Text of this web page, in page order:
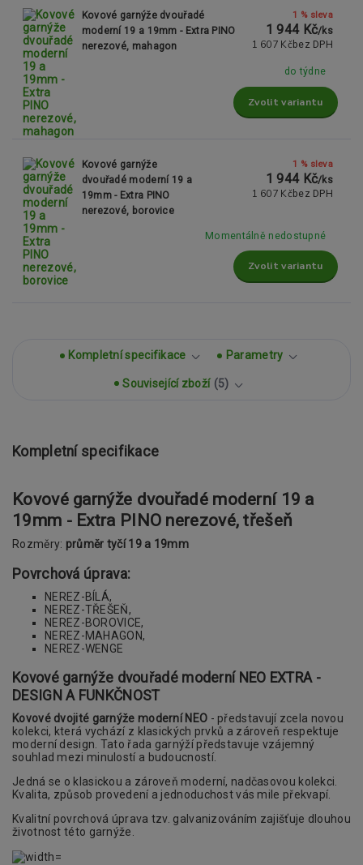
Kovové garnýže dvouřadé
moderní 19 a 19mm - Extra PINO
nerezové, mahagon
1 % sleva
1 944 Kč/ks
1 607 Kč bez DPH
do týdne
Zvolit variantu
Kovové garnýže
dvouřadé moderní 19 a
19mm - Extra PINO
nerezové, borovice
1 % sleva
1 944 Kč/ks
1 607 Kč bez DPH
Momentálně nedostupné
Zvolit variantu
Kompletní specifikace Parametry
Související zboží 5
Kompletní specifikace
Kovové garnýže dvouřadé moderní 19 a
19mm - Extra PINO nerezové, třešeň
Rozměry: průměr tyčí 19 a 19mm
Povrchová úprava:
NEREZ-BÍLÁ,
NEREZ-TŘEŠEŇ,
NEREZ-BOROVICE,
NEREZ-MAHAGON,
NEREZ-WENGE
Kovové garnýže dvouřadé moderní NEO EXTRA -
DESIGN A FUNKČNOST
Kovové dvojité garnýže moderní NEO - představují zcela novou
kolekci, která vychází z klasických prvků a zároveň respektuje
moderní design. Tato řada garnýží představuje vzájemný
souhlad mezi minulostí a budoucností.
Jedná se o klasickou a zároveň moderní, nadčasovou kolekci.
Kvalita, způsob provedení a jednoduchost vás mile překvapí.
Kvalitní povrchová úprava tzv. galvanizováním zajišťuje dlouhou
životnost této garnýže.